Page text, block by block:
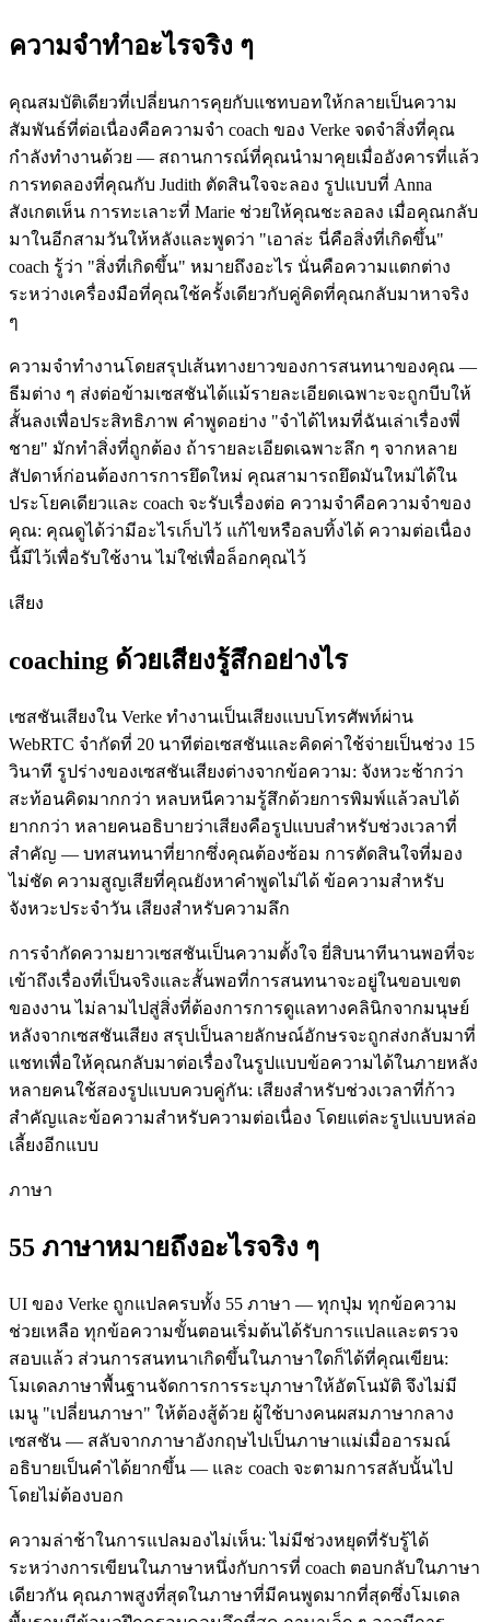
ความจำทำอะไรจริง ๆ
คุณสมบัติเดียวที่เปลี่ยนการคุยกับแชทบอทให้กลายเป็นความ
สัมพันธ์ที่ต่อเนื่องคือความจำ coach ของ Verke จดจำสิ่งที่คุณ
กำลังทำงานด้วย — สถานการณ์ที่คุณนำมาคุยเมื่ออังคารที่แล้ว
การทดลองที่คุณกับ Judith ตัดสินใจจะลอง รูปแบบที่ Anna
สังเกตเห็น การทะเลาะที่ Marie ช่วยให้คุณชะลอลง เมื่อคุณกลับ
มาในอีกสามวันให้หลังและพูดว่า "เอาล่ะ นี่คือสิ่งที่เกิดขึ้น"
coach รู้ว่า "สิ่งที่เกิดขึ้น" หมายถึงอะไร นั่นคือความแตกต่าง
ระหว่างเครื่องมือที่คุณใช้ครั้งเดียวกับคู่คิดที่คุณกลับมาหาจริง
ๆ
ความจำทำงานโดยสรุปเส้นทางยาวของการสนทนาของคุณ —
ธีมต่าง ๆ ส่งต่อข้ามเซสชันได้แม้รายละเอียดเฉพาะจะถูกบีบให้
สั้นลงเพื่อประสิทธิภาพ คำพูดอย่าง "จำได้ไหมที่ฉันเล่าเรื่องพี่
ชาย" มักทำสิ่งที่ถูกต้อง ถ้ารายละเอียดเฉพาะลึก ๆ จากหลาย
สัปดาห์ก่อนต้องการการยึดใหม่ คุณสามารถยึดมันใหม่ได้ใน
ประโยคเดียวและ coach จะรับเรื่องต่อ ความจำคือความจำของ
คุณ: คุณดูได้ว่ามีอะไรเก็บไว้ แก้ไขหรือลบทิ้งได้ ความต่อเนื่อง
นี้มีไว้เพื่อรับใช้งาน ไม่ใช่เพื่อล็อกคุณไว้
เสียง
coaching ด้วยเสียงรู้สึกอย่างไร
เซสชันเสียงใน Verke ทำงานเป็นเสียงแบบโทรศัพท์ผ่าน
WebRTC จำกัดที่ 20 นาทีต่อเซสชันและคิดค่าใช้จ่ายเป็นช่วง 15
วินาที รูปร่างของเซสชันเสียงต่างจากข้อความ: จังหวะช้ากว่า
สะท้อนคิดมากกว่า หลบหนีความรู้สึกด้วยการพิมพ์แล้วลบได้
ยากกว่า หลายคนอธิบายว่าเสียงคือรูปแบบสำหรับช่วงเวลาที่
สำคัญ — บทสนทนาที่ยากซึ่งคุณต้องซ้อม การตัดสินใจที่มอง
ไม่ชัด ความสูญเสียที่คุณยังหาคำพูดไม่ได้ ข้อความสำหรับ
จังหวะประจำวัน เสียงสำหรับความลึก
การจำกัดความยาวเซสชันเป็นความตั้งใจ ยี่สิบนาทีนานพอที่จะ
เข้าถึงเรื่องที่เป็นจริงและสั้นพอที่การสนทนาจะอยู่ในขอบเขต
ของงาน ไม่ลามไปสู่สิ่งที่ต้องการการดูแลทางคลินิกจากมนุษย์
หลังจากเซสชันเสียง สรุปเป็นลายลักษณ์อักษรจะถูกส่งกลับมาที่
แชทเพื่อให้คุณกลับมาต่อเรื่องในรูปแบบข้อความได้ในภายหลัง
หลายคนใช้สองรูปแบบควบคู่กัน: เสียงสำหรับช่วงเวลาที่ก้าว
สำคัญและข้อความสำหรับความต่อเนื่อง โดยแต่ละรูปแบบหล่อ
เลี้ยงอีกแบบ
ภาษา
55 ภาษาหมายถึงอะไรจริง ๆ
UI ของ Verke ถูกแปลครบทั้ง 55 ภาษา — ทุกปุ่ม ทุกข้อความ
ช่วยเหลือ ทุกข้อความขั้นตอนเริ่มต้นได้รับการแปลและตรวจ
สอบแล้ว ส่วนการสนทนาเกิดขึ้นในภาษาใดก็ได้ที่คุณเขียน:
โมเดลภาษาพื้นฐานจัดการการระบุภาษาให้อัตโนมัติ จึงไม่มี
เมนู "เปลี่ยนภาษา" ให้ต้องสู้ด้วย ผู้ใช้บางคนผสมภาษากลาง
เซสชัน — สลับจากภาษาอังกฤษไปเป็นภาษาแม่เมื่ออารมณ์
อธิบายเป็นคำได้ยากขึ้น — และ coach จะตามการสลับนั้นไป
โดยไม่ต้องบอก
ความล่าช้าในการแปลมองไม่เห็น: ไม่มีช่วงหยุดที่รับรู้ได้
ระหว่างการเขียนในภาษาหนึ่งกับการที่ coach ตอบกลับในภาษา
เดียวกัน คุณภาพสูงที่สุดในภาษาที่มีคนพูดมากที่สุดซึ่งโมเดล